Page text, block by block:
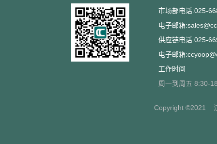
市场部电话:025-
电子邮箱
供应链电话:025-
电子邮箱
工作时间
周一到周五 8:30-
Copyright ©2021